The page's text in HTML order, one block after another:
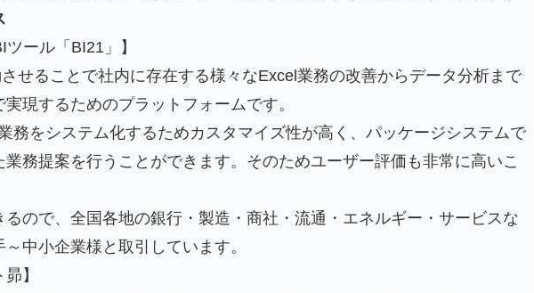
ツール「BI21」】
せることで社内に存在する様々なExcel業務の改善からデータ分析まで
現するためのプラットフォームです。
務をシステム化するためカスタマイズ性が高く、パッケージシステムで
務提案を行うことができます。そのためユーザー評価も非常に高いこ
ので、全国各地の銀行・製造・商社・流通・エネルギー・サービスな
中小企業様と取引しています。
】